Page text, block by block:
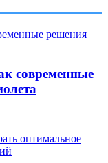
современные